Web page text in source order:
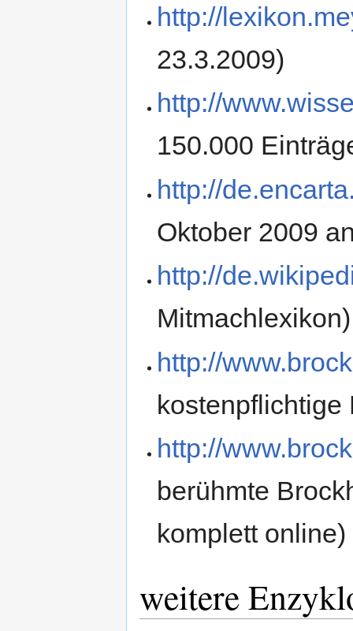
http://
23.3.2009)
http://
150.000
http://
Oktober 2009
http://
Mitmachlexikon)
http://
kostenpflichtige
http://
berühmte
komplett online)
weitere